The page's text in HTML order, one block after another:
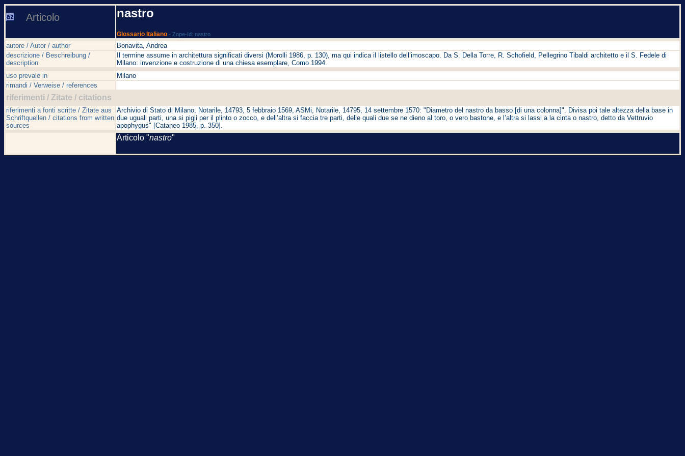
Articolo nastro
Glossario Italiano - Zope-Id: nastro
autore / Autor / author
Bonavita, Andrea
descrizione / Beschreibung /
description
Il termine assume in architettura significati diversi (Morolli 1986, p. 130), ma qui indica il listello dell’imoscapo. Da S. Della Torre, R. Schofield, Pellegrino Tibaldi architetto e il S. Fedele di
Milano: invenzione e costruzione di una chiesa esemplare, Como 1994.
uso prevale in
Milano
rimandi / Verweise / references
riferimenti / Zitate / citations
riferimenti a fonti scritte / Zitate aus
Schriftquellen / citations from written
sources
Archivio di Stato di Milano, Notarile, 14793, 5 febbraio 1569, ASMi, Notarile, 14795, 14 settembre 1570: "Diametro del nastro da basso [di una colonna]". Divisa poi tale altezza della base in
due uguali parti, una si pigli per il plinto o zocco, e dell’altra si faccia tre parti, delle quali due se ne dieno al toro, o vero bastone, e l’altra si lassi a la cinta o nastro, detto da Vettruvio
apophygus" [Cataneo 1985, p. 350].
Articolo "nastro"